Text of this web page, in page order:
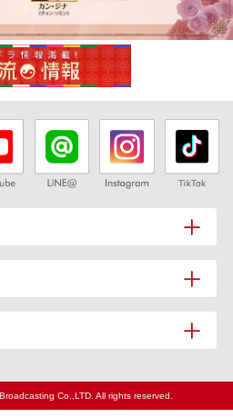
Co.,LTD. All rights reserved.